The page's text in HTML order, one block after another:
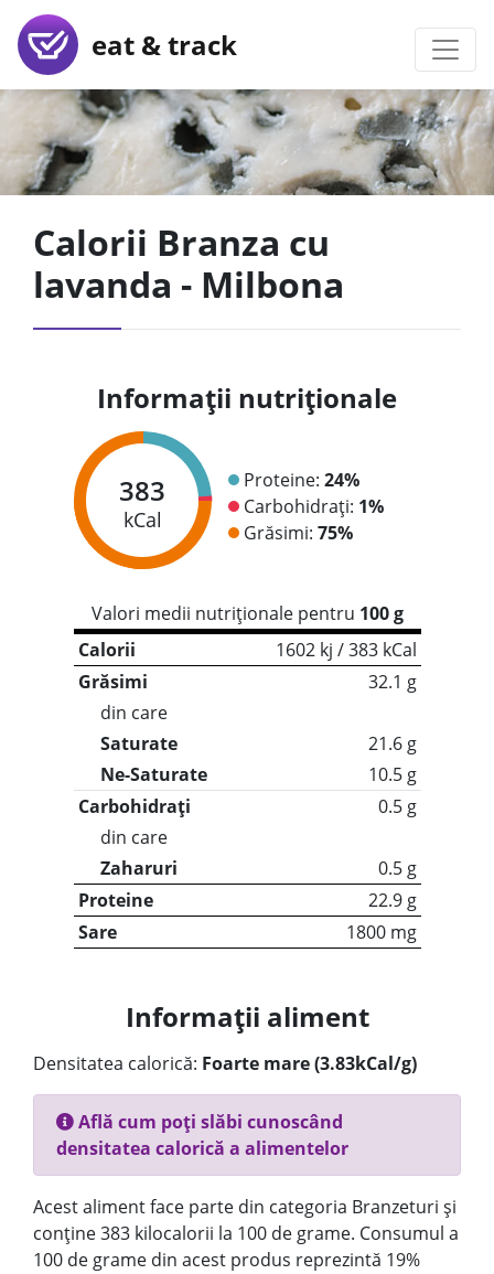
eat & track
Calorii Branza cu
lavanda - Milbona
Informații nutriționale
383
kCal
Proteine: 24%
Carbohidrați: 1%
Grăsimi: 75%
Valori medii nutriționale pentru 100 g
Calorii
1602 kj / 383 kCal
Grăsimi
32.1 g
din care
Saturate
21.6 g
Ne-Saturate
10.5 g
Carbohidrați
0.5 g
din care
Zaharuri
0.5 g
Proteine
22.9 g
Sare
1800 mg
Informații aliment
Densitatea calorică: Foarte mare (3.83kCal/g)
Află cum poți slăbi cunoscând
densitatea calorică a alimentelor
Acest aliment face parte din categoria Branzeturi și
conține 383 kilocalorii la 100 de grame. Consumul a
100 de grame din acest produs reprezintă 19%